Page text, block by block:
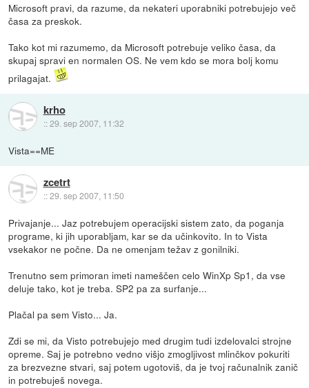
Microsoft pravi, da razume, da nekateri uporabniki potrebujejo več
časa za preskok.
Tako kot mi razumemo, da Microsoft potrebuje veliko časa, da
skupaj spravi en normalen OS. Ne vem kdo se mora bolj komu
prilagajat.
krho
::29. sep 2007, 11:32
Vista==ME
zcetrt
::29. sep 2007, 11:50
Privajanje... Jaz potrebujem operacijski sistem zato, da poganja
programe, ki jih uporabljam, kar se da učinkovito. In to Vista
vsekakor ne počne. Da ne omenjam težav z gonilniki.
Trenutno sem primoran imeti nameščen celo WinXp Sp1, da vse
deluje tako, kot je treba. SP2 pa za surfanje...
Plačal pa sem Visto... Ja.
Zdi se mi, da Visto potrebujejo med drugim tudi izdelovalci strojne
opreme. Saj je potrebno vedno višjo zmogljivost mlinčkov pokuriti
za brezvezne stvari, saj potem ugotoviš, da je tvoj računalnik zanič
in potrebuješ novega.